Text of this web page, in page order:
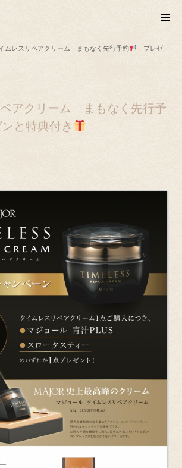
ムレスリペアクリーム まもなく先行予約
プレゼ
アクリーム まもなく先行予
と特典付き